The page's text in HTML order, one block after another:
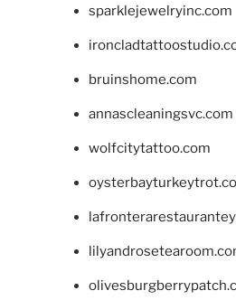
sparklejewelryinc.com
bruinshome.com
annascleaningsvc.com
wolfcitytattoo.com